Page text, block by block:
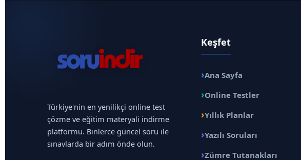
Türkiye'nin en yenilikçi online test
çözme ve eğitim materyali indirme
platformu. Binlerce güncel soru ile
sınavlarda bir adım önde olun.
Keşfet
›Ana Sayfa
›Online Testler
›Yıllık Planlar
›Yazılı Soruları
›Zümre Tutanakları